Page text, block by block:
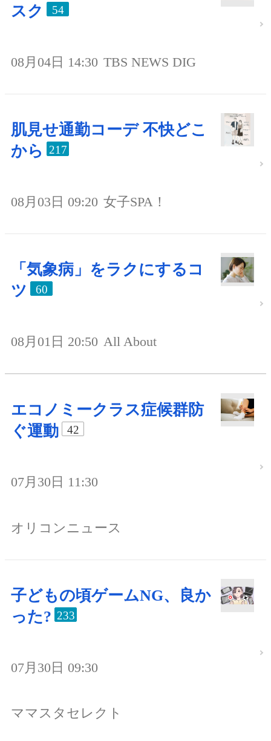
スク
54
08月04日 14:30 TBS NEWS DIG
肌見せ通勤コーデ 不快どこ
から
217
08月03日 09:20 女子SPA！
「気象病」をラクにするコ
ツ
60
08月01日 20:50 All About
エコノミークラス症候群防
ぐ運動
42
07月30日 11:30
オリコンニュース
子どもの頃ゲームNG、良か
った? 233
07月30日 09:30
ママスタセレクト